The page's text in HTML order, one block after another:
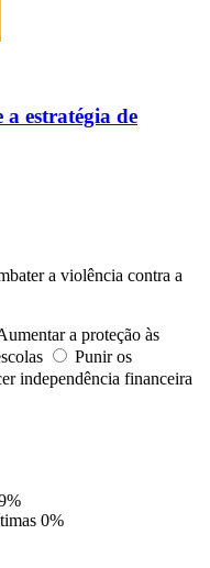
estratégia de
a violência contra a
a proteção às
Punir os
independência financeira
0%